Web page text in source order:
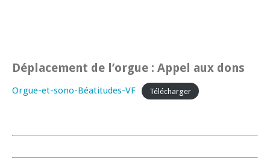
Déplacement de l’orgue : Appel aux dons
Orgue-et-sono-Béatitudes-VF Télécharger